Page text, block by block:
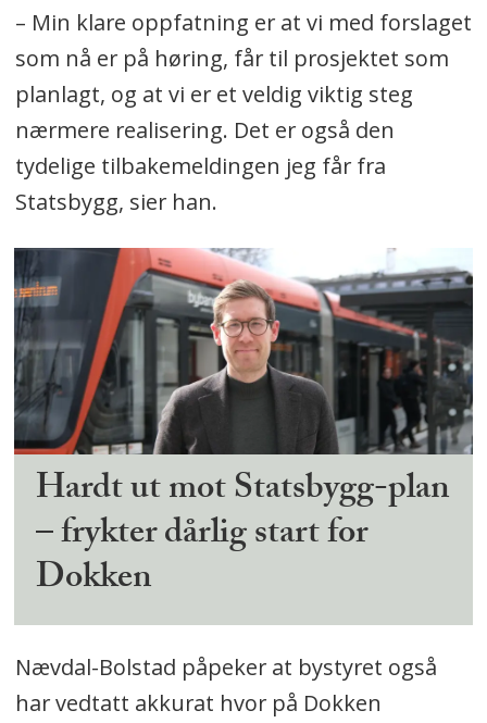
– Min klare oppfatning er at vi med forslaget
som nå er på høring, får til prosjektet som
planlagt, og at vi er et veldig viktig steg
nærmere realisering. Det er også den
tydelige tilbakemeldingen jeg får fra
Statsbygg, sier han.
Hardt ut mot Statsbygg-plan
– frykter dårlig start for
Dokken
Nævdal-Bolstad påpeker at bystyret også
har vedtatt akkurat hvor på Dokken